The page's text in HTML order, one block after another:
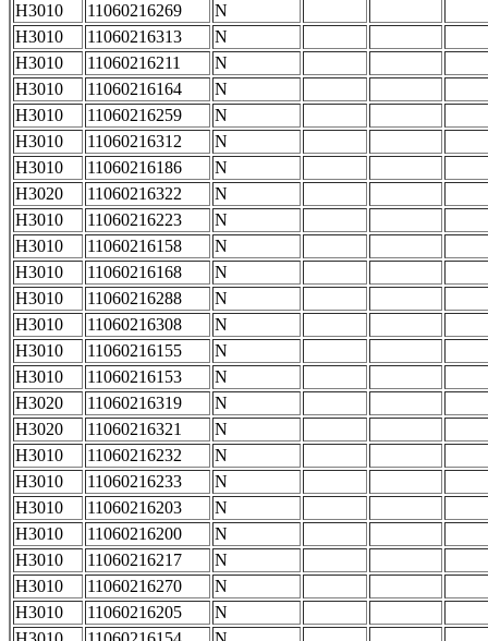
H3010 11060216269
N
H3010
11060216313
N
H3010
11060216211
N
H3010
11060216164
N
H3010
11060216259
N
H3010
11060216312
N
H3010
11060216186
N
H3020
11060216322
N
H3010
11060216223
N
H3010
11060216158
N
H3010
11060216168
N
H3010
11060216288
N
H3010
11060216308
N
H3010
11060216155
N
H3010
11060216153
N
H3020
11060216319
N
H3020
11060216321
N
H3010
11060216232
N
H3010
11060216233
N
H3010
11060216203
N
H3010
11060216200
N
H3010
11060216217
N
H3010
11060216270
N
H3010
11060216205
N